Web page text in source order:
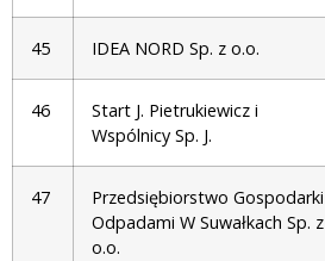
45 IDEA NORD Sp. z o.o.
46
Start J. Pietrukiewicz i
Wspólnicy Sp. J.
47
Przedsiębiorstwo Gospodarki
Odpadami W Suwałkach Sp. z
o.o.